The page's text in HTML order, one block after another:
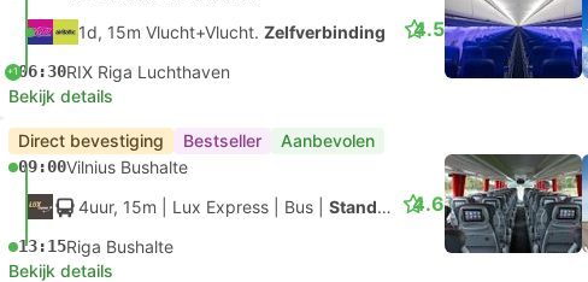
1d, 15m Vlucht+Vlucht. Zelfverbinding
+106:30RIX Riga Luchthaven
4.5
Bekijk details
Direct bevestiging Bestseller Aanbevolen
09:00Vilnius Bushalte
4uur, 15m | Lux Express Bus Standaard
13:15Riga Bushalte
4.6
Bekijk details